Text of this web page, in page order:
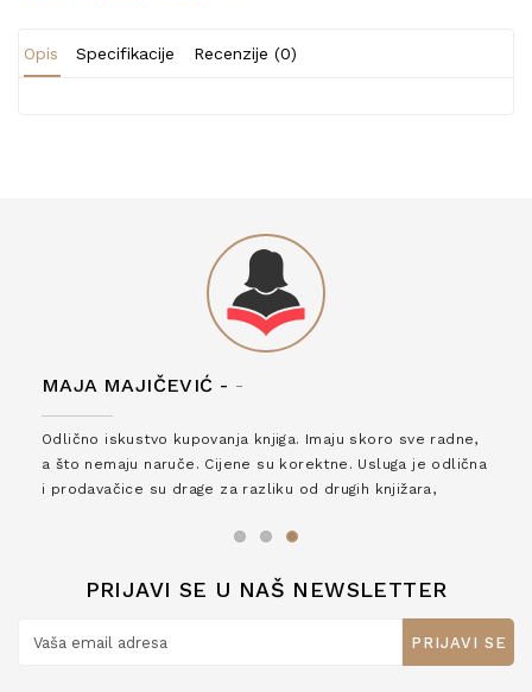
Opis Specifikacije Recenzije (0)
MAJA MAJIČEVIĆ - -
Odlično iskustvo kupovanja knjiga. Imaju skoro sve radne,
a što nemaju naruče. Cijene su korektne. Usluga je odlična
i prodavačice su drage za razliku od drugih knjižara,
PRIJAVI SE U NAŠ NEWSLETTER
PRIJAVI SE